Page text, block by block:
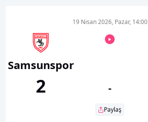
Samsunspor
2
19 Nisan 2026, Pazar, 14:00
-
Paylaş